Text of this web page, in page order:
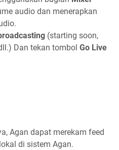
audio dan menerapkan
(starting soon,
Dan tekan tombol Go Live
Agan dapat merekam feed
di sistem Agan.